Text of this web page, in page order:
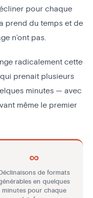
pour chaque
prend du temps et de
n’ont pas.
radicalement cette
prenait plusieurs
minutes — avec
même le premier
∞
de formats
en quelques
minutes pour chaque